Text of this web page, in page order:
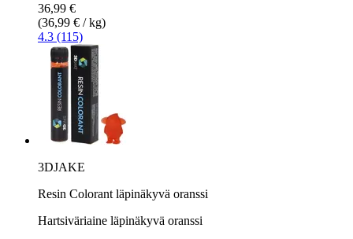
36,99 €
(36,99 € / kg)
4.3 (115)
3DJAKE
Resin Colorant läpinäkyvä oranssi
Hartsiväriaine läpinäkyvä oranssi